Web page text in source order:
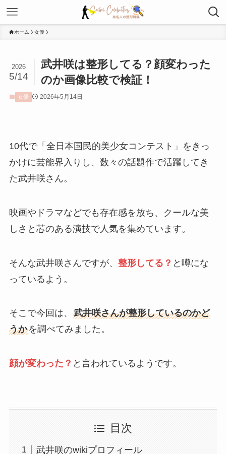
ホーム 女優
武井咲は整形してる？顔変わった
のか画像比較で検証！
2026
5/14
女優 2026年5月14日
10代で「全日本国民的美少女コンテスト」をきっ
かけに芸能界入りし、数々の話題作で活躍してき
た武井咲さん。
映画やドラマなどでも存在感を放ち、クールな美
しさと芯のある演技で人気を集めています。
そんな武井咲さんですが、 整形してる？ と噂にな
っているよう。
そこで今回は、 武井咲さんが整形しているのかど
うかを調べてみました。
顔が変わった ？ と言われているようです。
目次
武井咲のwikiプロフィール